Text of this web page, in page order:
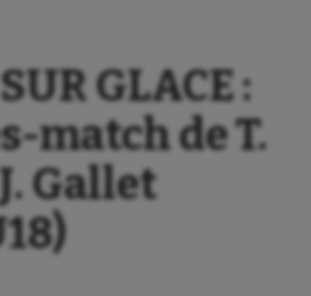
GLACE :
match de T.
Gallet